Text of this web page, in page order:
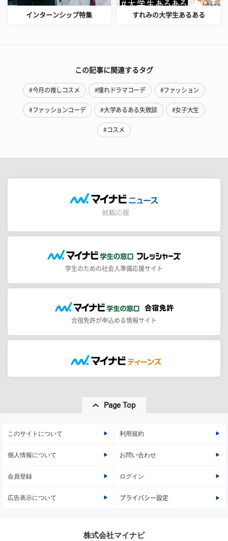
インターンシップ特集 すれみの大学生あるある
この記事に関連するタグ
#今月の推しコスメ #憧れドラマコーデ #ファッション
#ファッションコーデ #大学あるある失敗談 #女子大生
#コスメ
学生のための社会人準備応援サイト
合宿免許が申込める情報サイト
Page Top
このサイトについて 利用規約
個人情報について お問い合わせ
会員登録 ログイン
広告表示について プライバシー設定
株式会社マイナビ